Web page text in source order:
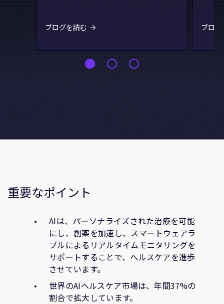
ブログを読む ブロ
重要なポイント
AIは、パーソナライズされた治療を可能
にし、創薬を加速し、スマートウェアラ
ブルによるリアルタイムモニタリングを
サポートすることで、ヘルスケアを進歩
させています。
世界のAIヘルスケア市場は、年間37%の
割合で拡大しています。